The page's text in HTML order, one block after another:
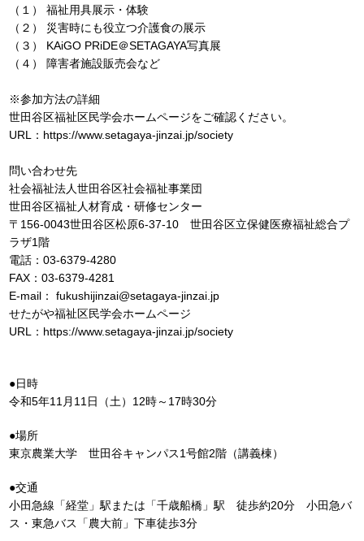
（１） 福祉用具展示・体験
（２） 災害時にも役立つ介護食の展示
（３） KAiGO PRiDE＠SETAGAYA写真展
（４） 障害者施設販売会など
※参加方法の詳細
世田谷区福祉区民学会ホームページをご確認ください。
URL：https://www.setagaya-jinzai.jp/society
問い合わせ先
社会福祉法人世田谷区社会福祉事業団
世田谷区福祉人材育成・研修センター
〒156-0043世田谷区松原6-37-10 世田谷区立保健医療福祉総合プ
ラザ1階
電話：03-6379-4280
FAX：03-6379-4281
E-mail： fukushijinzai@setagaya-jinzai.jp
せたがや福祉区民学会ホームページ
URL：https://www.setagaya-jinzai.jp/society
●日時
令和5年11月11日（土）12時～17時30分
●場所
東京農業大学 世田谷キャンパス1号館2階（講義棟）
●交通
小田急線「経堂」駅または「千歳船橋」駅 徒歩約20分 小田急バ
ス・東急バス「農大前」下車徒歩3分